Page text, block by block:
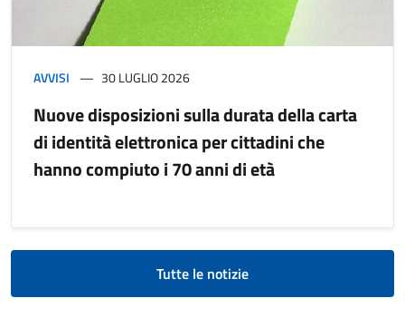
AVVISI 30 LUGLIO 2026
Nuove disposizioni sulla durata della carta
di identità elettronica per cittadini che
hanno compiuto i 70 anni di età
Tutte le notizie